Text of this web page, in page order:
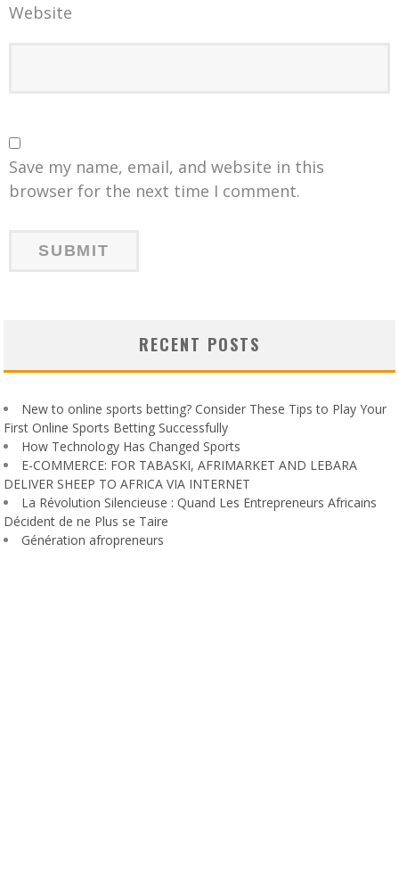
Website
Save my name, email, and website in this
browser for the next time I comment.
RECENT POSTS
New to online sports betting? Consider These Tips to Play Your
First Online Sports Betting Successfully
How Technology Has Changed Sports
E-COMMERCE: FOR TABASKI, AFRIMARKET AND LEBARA
DELIVER SHEEP TO AFRICA VIA INTERNET
La Révolution Silencieuse : Quand Les Entrepreneurs Africains
Décident de ne Plus se Taire
Génération afropreneurs